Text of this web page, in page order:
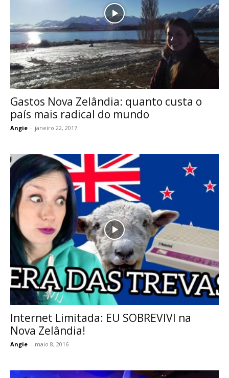
Gastos Nova Zelândia: quanto custa o
país mais radical do mundo
Angie - janeiro 22, 2017
Internet Limitada: EU SOBREVIVI na
Nova Zelândia!
Angie - maio 8, 2016